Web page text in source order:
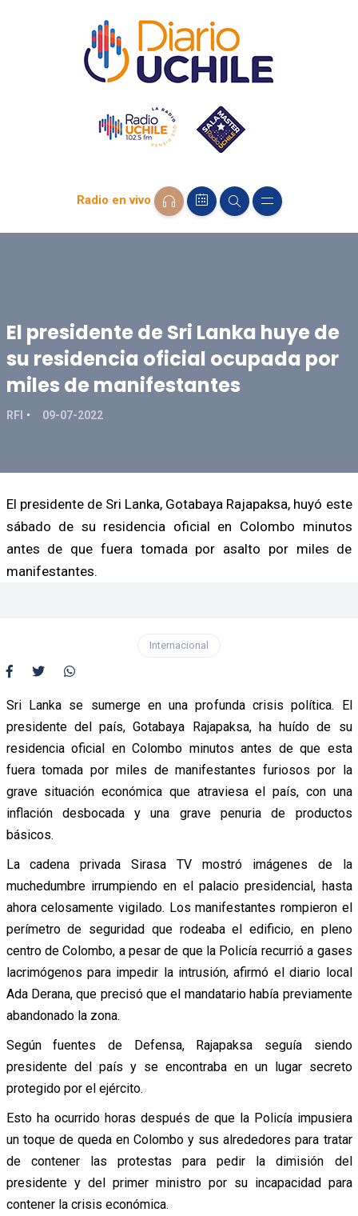
Radio en vivo
El presidente de Sri Lanka huye de
su residencia oficial ocupada por
miles de manifestantes
RFI 09-07-2022
El presidente de Sri Lanka, Gotabaya Rajapaksa, huyó este
sábado de su residencia oficial en Colombo minutos
antes de que fuera tomada por asalto por miles de
manifestantes.
Internacional
Sri Lanka se sumerge en una profunda crisis política. El
presidente del país, Gotabaya Rajapaksa, ha huído de su
residencia oficial en Colombo minutos antes de que esta
fuera tomada por miles de manifestantes furiosos por la
grave situación económica que atraviesa el país, con una
inflación desbocada y una grave penuria de productos
básicos.
La cadena privada Sirasa TV mostró imágenes de la
muchedumbre irrumpiendo en el palacio presidencial, hasta
ahora celosamente vigilado. Los manifestantes rompieron el
perímetro de seguridad que rodeaba el edificio, en pleno
centro de Colombo, a pesar de que la Policía recurrió a gases
lacrimógenos para impedir la intrusión, afirmó el diario local
Ada Derana, que precisó que el mandatario había previamente
abandonado la zona.
Según fuentes de Defensa, Rajapaksa seguía siendo
presidente del país y se encontraba en un lugar secreto
protegido por el ejército.
Esto ha ocurrido horas después de que la Policía impusiera
un toque de queda en Colombo y sus alrededores para tratar
de contener las protestas para pedir la dimisión del
presidente y del primer ministro por su incapacidad para
contener la crisis económica.